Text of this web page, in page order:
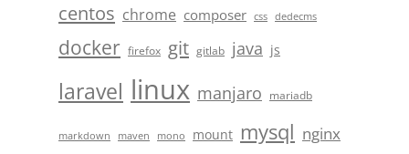
centos chrome composer css dedecms
docker firefox git gitlab java js
laravel linux manjaro mariadb
markdown maven mono mount mysql nginx